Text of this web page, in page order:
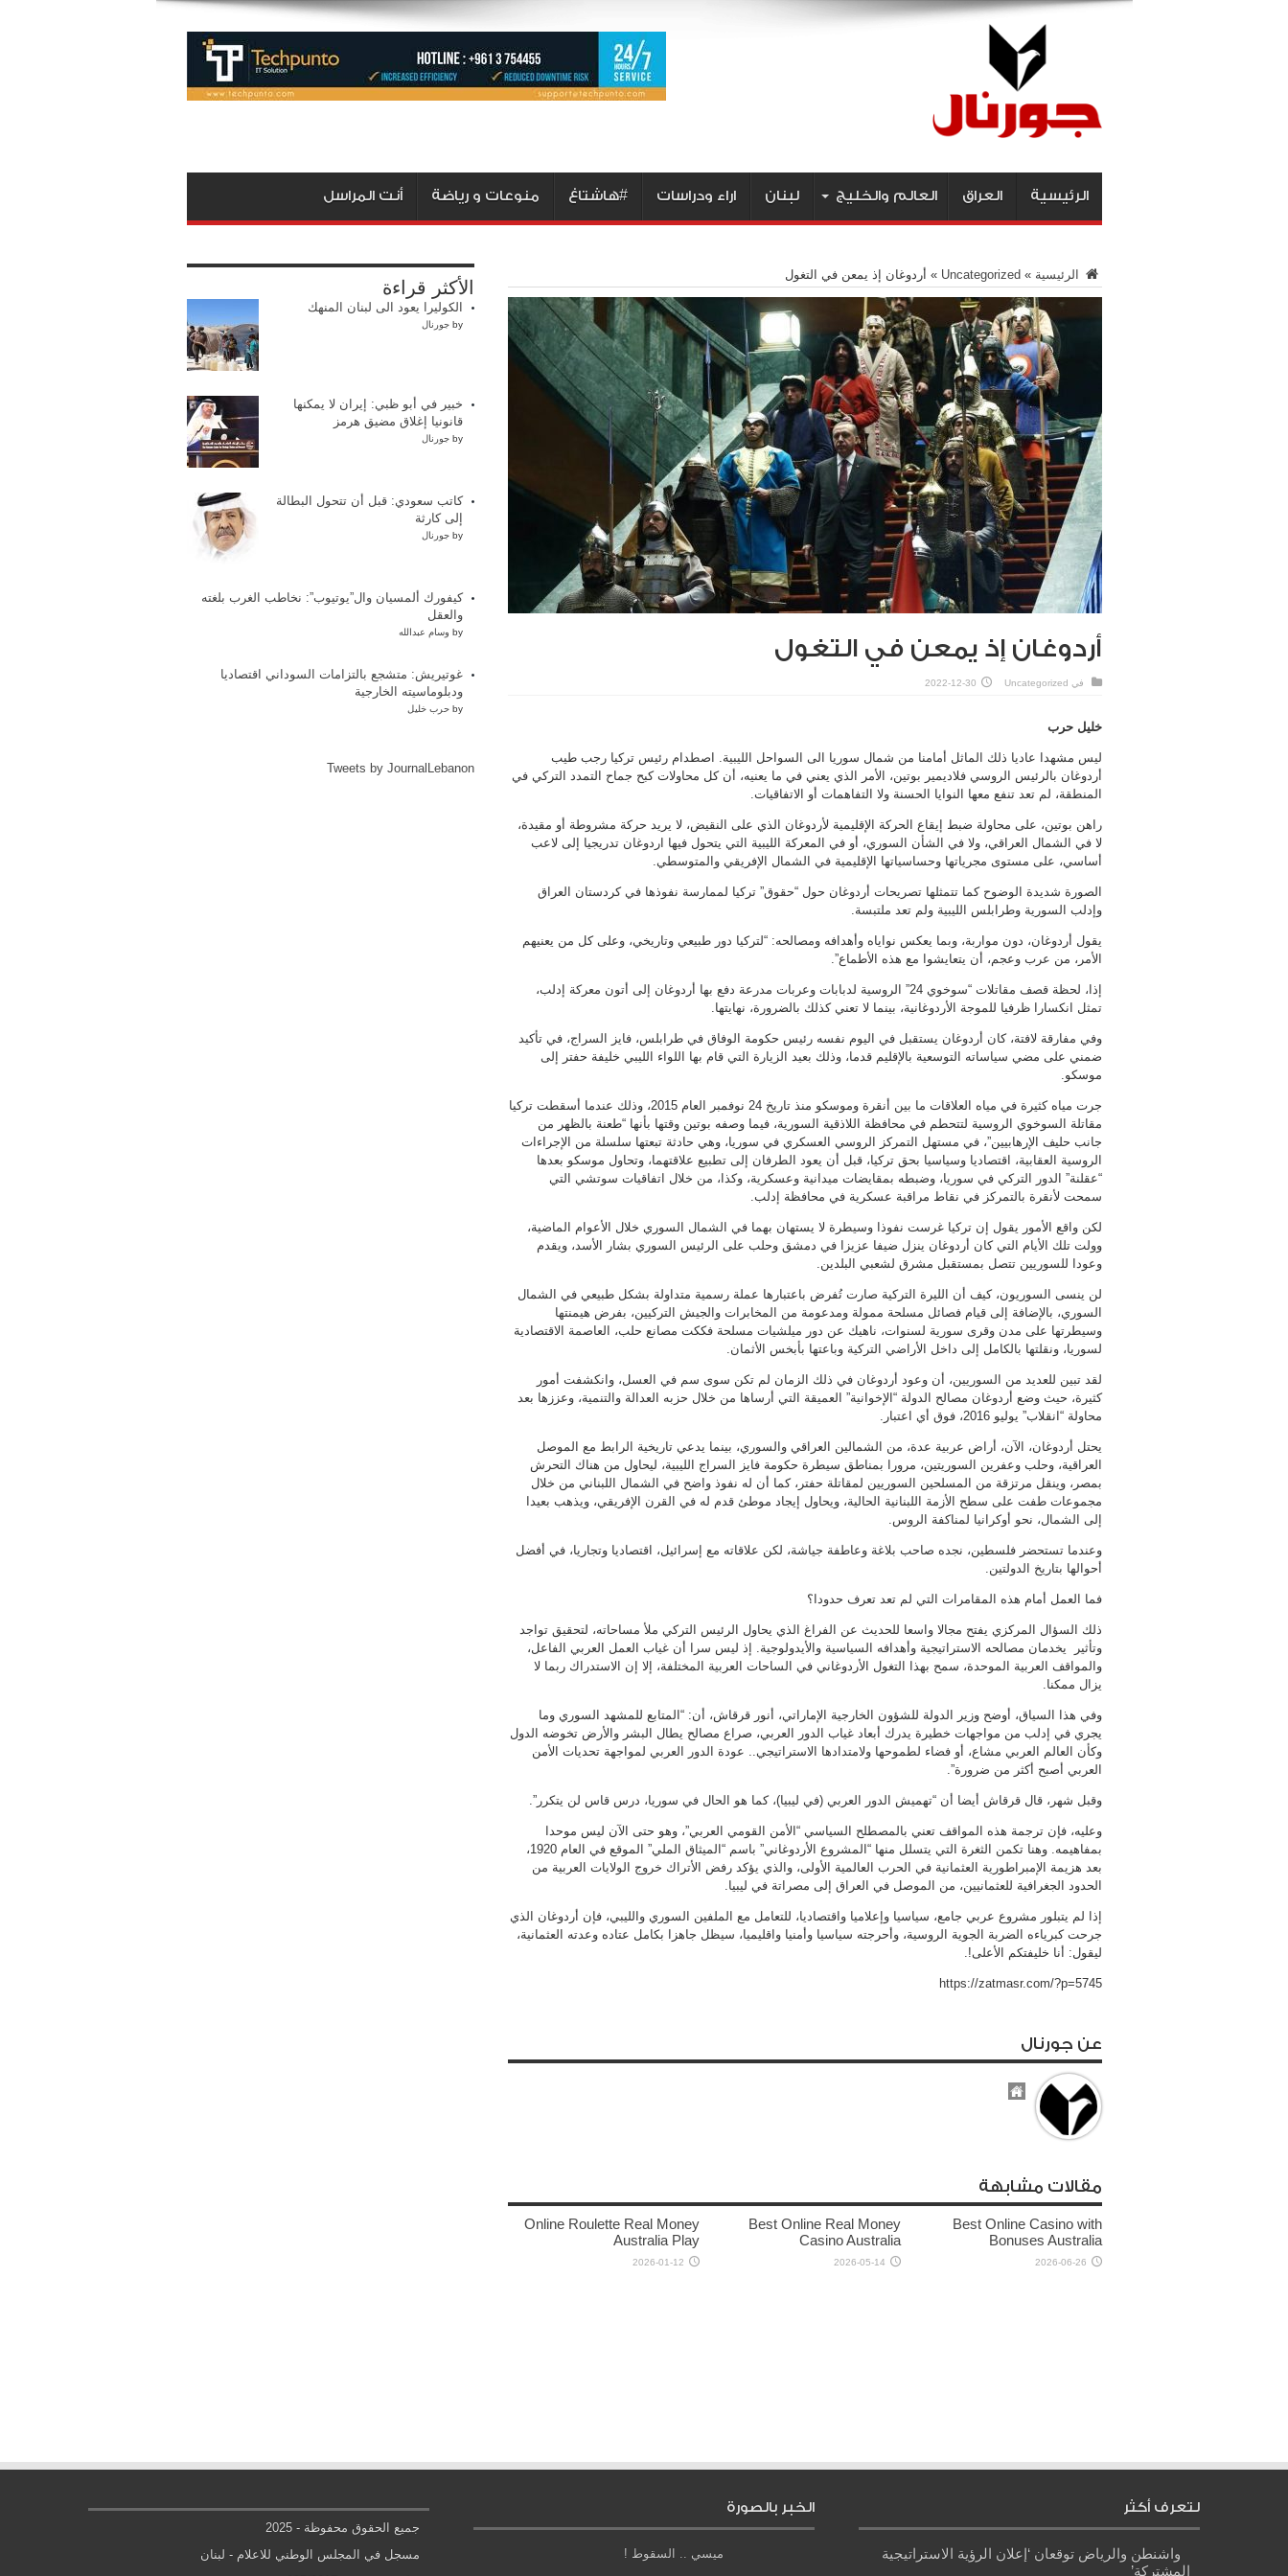
الرئيسية العراق العالم والخليج لبنان اراء ودراسات #هاشتاغ منوعات و رياضة أنت المراسل
الرئيسية »
Uncategorized
» أردوغان إذ يمعن في التغول
أردوغان إذ يمعن في التغول
في Uncategorized
2022-12-30
خليل حرب
ليس مشهدا عاديا ذلك الماثل أمامنا من شمال سوريا الى السواحل الليبية. اصطدام رئيس تركيا رجب طيب
أردوغان بالرئيس الروسي فلاديمير بوتين، الأمر الذي يعني في ما يعنيه، أن كل محاولات كبح جماح التمدد التركي في
المنطقة، لم تعد تنفع معها النوايا الحسنة ولا التفاهمات أو الاتفاقيات.
راهن بوتين، على محاولة ضبط إيقاع الحركة الإقليمية لأردوغان الذي على النقيض، لا يريد حركة مشروطة أو مقيدة،
لا في الشمال العراقي، ولا في الشأن السوري، أو في المعركة الليبية التي يتحول فيها اردوغان تدريجيا إلى لاعب
أساسي، على مستوى مجرياتها وحساسياتها الإقليمية في الشمال الإفريقي والمتوسطي.
الصورة شديدة الوضوح كما تتمثلها تصريحات أردوغان حول “حقوق” تركيا لممارسة نفوذها في كردستان العراق
وإدلب السورية وطرابلس الليبية ولم تعد ملتبسة.
يقول أردوغان، دون مواربة، وبما يعكس نواياه وأهدافه ومصالحه: “لتركيا دور طبيعي وتاريخي، وعلى كل من يعنيهم
الأمر، من عرب وعجم، أن يتعايشوا مع هذه الأطماع”.
إذا، لحظة قصف مقاتلات “سوخوي 24” الروسية لدبابات وعربات مدرعة دفع بها أردوغان إلى أتون معركة إدلب،
تمثل انكسارا ظرفيا للموجة الأردوغانية، بينما لا تعني كذلك بالضرورة، نهايتها.
وفي مفارقة لافتة، كان أردوغان يستقبل في اليوم نفسه رئيس حكومة الوفاق في طرابلس، فايز السراج، في تأكيد
ضمني على مضي سياساته التوسعية بالإقليم قدما، وذلك بعيد الزيارة التي قام بها اللواء الليبي خليفة حفتر إلى
موسكو.
جرت مياه كثيرة في مياه العلاقات ما بين أنقرة وموسكو منذ تاريخ 24 نوفمبر العام 2015، وذلك عندما أسقطت تركيا
مقاتلة السوخوي الروسية لتتحطم في محافظة اللاذقية السورية، فيما وصفه بوتين وقتها بأنها “طعنة بالظهر من
جانب حليف الإرهابيين”، في مستهل التمركز الروسي العسكري في سوريا، وهي حادثة تبعتها سلسلة من الإجراءات
الروسية العقابية، اقتصاديا وسياسيا بحق تركيا، قبل أن يعود الطرفان إلى تطبيع علاقتهما، وتحاول موسكو بعدها
“عقلنة” الدور التركي في سوريا، وضبطه بمقايضات ميدانية وعسكرية، وكذا، من خلال اتفاقيات سوتشي التي
سمحت لأنقرة بالتمركز في نقاط مراقبة عسكرية في محافظة إدلب.
لكن واقع الأمور يقول إن تركيا غرست نفوذا وسيطرة لا يستهان بهما في الشمال السوري خلال الأعوام الماضية،
وولت تلك الأيام التي كان أردوغان ينزل ضيفا عزيزا في دمشق وحلب على الرئيس السوري بشار الأسد، ويقدم
وعودا للسوريين تتصل بمستقبل مشرق لشعبي البلدين.
لن ينسى السوريون، كيف أن الليرة التركية صارت تُفرض باعتبارها عملة رسمية متداولة بشكل طبيعي في الشمال
السوري، بالإضافة إلى قيام فصائل مسلحة ممولة ومدعومة من المخابرات والجيش التركيين، بفرض هيمنتها
وسيطرتها على مدن وقرى سورية لسنوات، ناهيك عن دور ميلشيات مسلحة فككت مصانع حلب، العاصمة الاقتصادية
لسوريا، ونقلتها بالكامل إلى داخل الأراضي التركية وباعتها بأبخس الأثمان.
لقد تبين للعديد من السوريين، أن وعود أردوغان في ذلك الزمان لم تكن سوى سم في العسل، وانكشفت أمور
كثيرة، حيث وضع أردوغان مصالح الدولة “الإخوانية” العميقة التي أرساها من خلال حزبه العدالة والتنمية، وعززها بعد
محاولة “انقلاب” يوليو 2016، فوق أي اعتبار.
يحتل أردوغان، الآن، أراض عربية عدة، من الشمالين العراقي والسوري، بينما يدعي تاريخية الرابط مع الموصل
العراقية، وحلب وعفرين السوريتين، مرورا بمناطق سيطرة حكومة فايز السراج الليبية، ليحاول من هناك التحرش
بمصر، وينقل مرتزقة من المسلحين السوريين لمقاتلة حفتر، كما أن له نفوذ واضح في الشمال اللبناني من خلال
مجموعات طفت على سطح الأزمة اللبنانية الحالية، ويحاول إيجاد موطئ قدم له في القرن الإفريقي، ويذهب بعيدا
إلى الشمال، نحو أوكرانيا لمناكفة الروس.
وعندما تستحضر فلسطين، نجده صاحب بلاغة وعاطفة جياشة، لكن علاقاته مع إسرائيل، اقتصاديا وتجاريا، في أفضل
أحوالها بتاريخ الدولتين.
فما العمل أمام هذه المقامرات التي لم تعد تعرف حدودا؟
ذلك السؤال المركزي يفتح مجالا واسعا للحديث عن الفراغ الذي يحاول الرئيس التركي ملأ مساحاته، لتحقيق تواجد
وتأثير يخدمان مصالحه الاستراتيجية وأهدافه السياسية والأيدولوجية. إذ ليس سرا أن غياب العمل العربي الفاعل،
والمواقف العربية الموحدة، سمح بهذا التغول الأردوغاني في الساحات العربية المختلفة، إلا إن الاستدراك ربما لا
يزال ممكنا.
وفي هذا السياق، أوضح وزير الدولة للشؤون الخارجية الإماراتي، أنور قرقاش، أن: “المتابع للمشهد السوري وما
يجري في إدلب من مواجهات خطيرة يدرك أبعاد غياب الدور العربي، صراع مصالح يطال البشر والأرض تخوضه الدول
وكأن العالم العربي مشاع، أو فضاء لطموحها ولامتدادها الاستراتيجي.. عودة الدور العربي لمواجهة تحديات الأمن
العربي أصبح أكثر من ضرورة”.
وقبل شهر، قال قرقاش أيضا أن “تهميش الدور العربي (في ليبيا)، كما هو الحال في سوريا، درس قاس لن يتكرر”.
وعليه، فإن ترجمة هذه المواقف تعني بالمصطلح السياسي “الأمن القومي العربي”، وهو حتى الآن ليس موحدا
بمفاهيمه. وهنا تكمن الثغرة التي يتسلل منها “المشروع الأردوغاني” باسم “الميثاق الملي” الموقع في العام 1920،
بعد هزيمة الإمبراطورية العثمانية في الحرب العالمية الأولى، والذي يؤكد رفض الأتراك خروج الولايات العربية من
الحدود الجغرافية للعثمانيين، من الموصل في العراق إلى مصراتة في ليبيا.
إذا لم يتبلور مشروع عربي جامع، سياسيا وإعلاميا واقتصاديا، للتعامل مع الملفين السوري والليبي، فإن أردوغان الذي
جرحت كبرياءه الضربة الجوية الروسية، وأحرجته سياسيا وأمنيا واقليميا، سيظل جاهزا بكامل عتاده وعدته العثمانية،
ليقول: أنا خليفتكم الأعلى!.
https://zatmasr.com/?p=5745
عن جورنال
مقالات مشابهة
Best Online Casino with
Bonuses Australia
2026-06-26
Best Online Real Money
Casino Australia
2026-05-14
Online Roulette Real Money
Australia Play
2026-01-12
الأكثر قراءة
الكوليرا يعود الى لبنان المنهك
by جورنال
خبير في أبو ظبي: إيران لا يمكنها
قانونيا إغلاق مضيق هرمز
by جورنال
كاتب سعودي: قبل أن تتحول البطالة
إلى كارثة
by جورنال
كيفورك ألمسيان وال”يوتيوب”: نخاطب الغرب بلغته
والعقل
by وسام عبدالله
غوتيريش: متشجع بالتزامات السوداني اقتصاديا
ودبلوماسيته الخارجية
by حرب خليل
Tweets by JournalLebanon
لتعرف أكثر
واشنطن والرياض توقعان ‘إعلان الرؤية الاستراتيجية
المشتركة’
الخبر بالصورة
ميسي .. السقوط !
جميع الحقوق محفوظة - 2025
مسجل في المجلس الوطني للاعلام - لبنان